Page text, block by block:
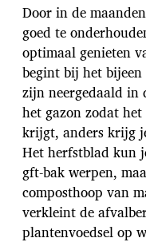
Door in de
goed te
optimaal genieten
begint bij het
zijn neergedaald
het gazon zodat
krijgt, anders krijg
Het herfstblad kun
gft-bak werpen,
composthoop van
verkleint de
plantenvoedsel op